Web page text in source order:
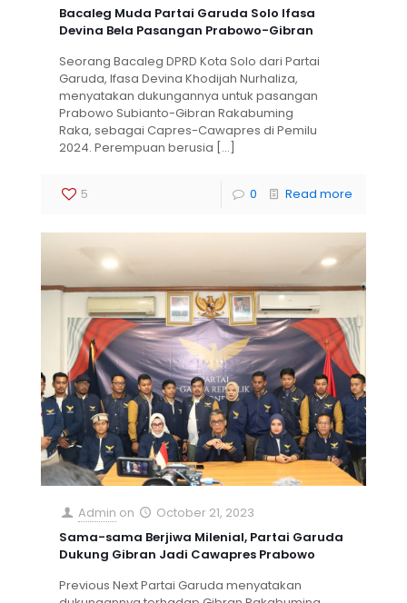
Bacaleg Muda Partai Garuda Solo Ifasa
Devina Bela Pasangan Prabowo-Gibran
Seorang Bacaleg DPRD Kota Solo dari Partai
Garuda, Ifasa Devina Khodijah Nurhaliza,
menyatakan dukungannya untuk pasangan
Prabowo Subianto-Gibran Rakabuming
Raka, sebagai Capres-Cawapres di Pemilu
2024. Perempuan berusia […]
5 0 Read more
Admin on
October 21, 2023
Sama-sama Berjiwa Milenial, Partai Garuda
Dukung Gibran Jadi Cawapres Prabowo
Previous Next Partai Garuda menyatakan